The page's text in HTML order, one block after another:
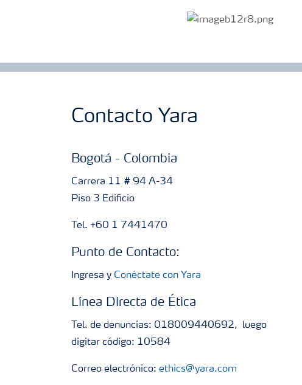
Contacto Yara
Bogotá - Colombia
Carrera 11 # 94 A-34
Piso 3 Edificio
Tel. +60 1 7441470
Punto de Contacto:
Ingresa y Conéctate con Yara
Línea Directa de Ética
Tel. de denuncias: 018009440692, luego
digitar código: 10584
Correo electrónico: ethics@yara.com